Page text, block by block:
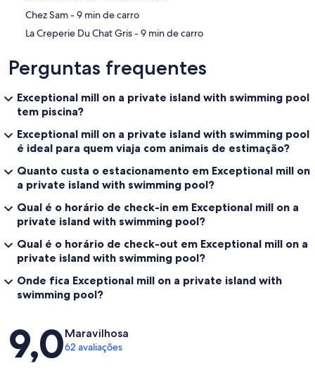
‪Chez Sam - ‬9 min de carro
‪La Creperie Du Chat Gris - ‬9 min de carro
Perguntas frequentes
Exceptional mill on a private island with swimming pool
tem piscina?
Exceptional mill on a private island with swimming pool
é ideal para quem viaja com animais de estimação?
Quanto custa o estacionamento em Exceptional mill on
a private island with swimming pool?
Qual é o horário de check-in em Exceptional mill on a
private island with swimming pool?
Qual é o horário de check-out em Exceptional mill on a
private island with swimming pool?
Onde fica Exceptional mill on a private island with
swimming pool?
Avaliações
9,0Maravilhosa
62 avaliações